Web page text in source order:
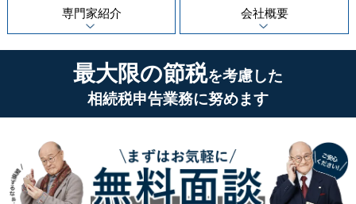
専門家紹介 会社概要
最大限の節税を考慮した
相続税申告業務に努めます